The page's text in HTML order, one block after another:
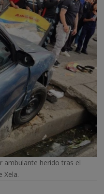
ambulante herido tras el
Xela.